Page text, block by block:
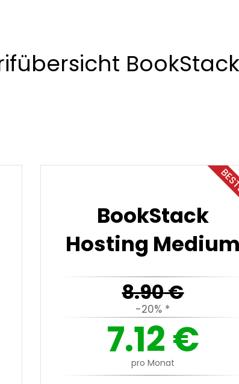
BookStack
BookStack
Hosting Medium
8.90€
-20% *
7.12€
pro Monat